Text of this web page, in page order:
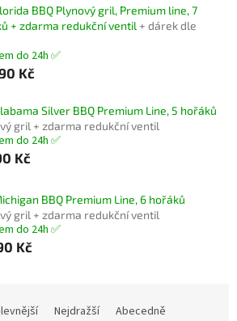
BBQ Plynový gril, Premium line, 7
+ zdarma redukční ventil + dárek dle
do 24h ✅
Kč
Silver BBQ Premium Line, 5 hořáků
gril + zdarma redukční ventil
do 24h ✅
Kč
BBQ Premium Line, 6 hořáků
gril + zdarma redukční ventil
do 24h ✅
Kč
Nejdražší Abecedně